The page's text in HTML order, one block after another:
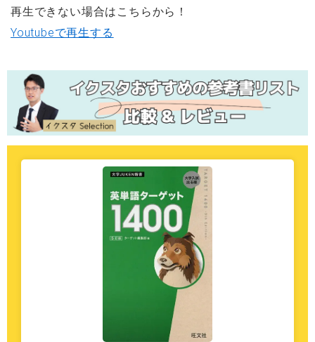
再生できない場合はこちらから！
Youtubeで再生する